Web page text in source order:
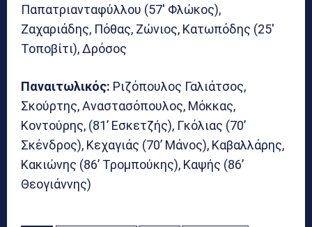
Παπατριανταφύλλου (57′ Φλώκος),
Ζαχαριάδης, Πόθας, Ζώνιος, Κατωπόδης (25′
Τοποβίτι), Δρόσος
Παναιτωλικός: Ριζόπουλος Γαλιάτσος,
Σκούρτης, Αναστασόπουλος, Μόκκας,
Κοντούρης, (81’ Εσκετζής), Γκόλιας (70’
Σκένδρος), Κεχαγιάς (70’ Μάνος), Καβαλλάρης,
Κακιώνης (86’ Τρομπούκης), Καψής (86’
Θεογιάννης)